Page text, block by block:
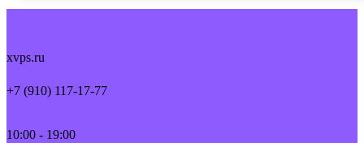
xvps.ru
+7 (910) 117-17-77
10:00 - 19:00